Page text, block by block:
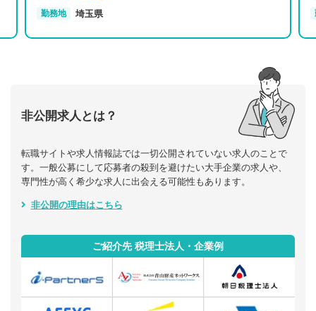
勤務地 埼玉県
非公開求人とは？
転職サイトや求人情報誌では一切公開されていない求人のことで
す。一般公募にして応募者の殺到を避けたい大手企業の求人や、
専門性が高く希少な求人に出会える可能性もあります。
非公開の理由はこちら
ご紹介先 税理士法人・企業例